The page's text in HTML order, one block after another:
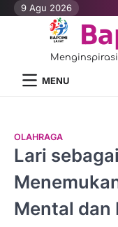
Skip9 Agu 2026
MENU
OLAHRAGA
Lari
Mental dan